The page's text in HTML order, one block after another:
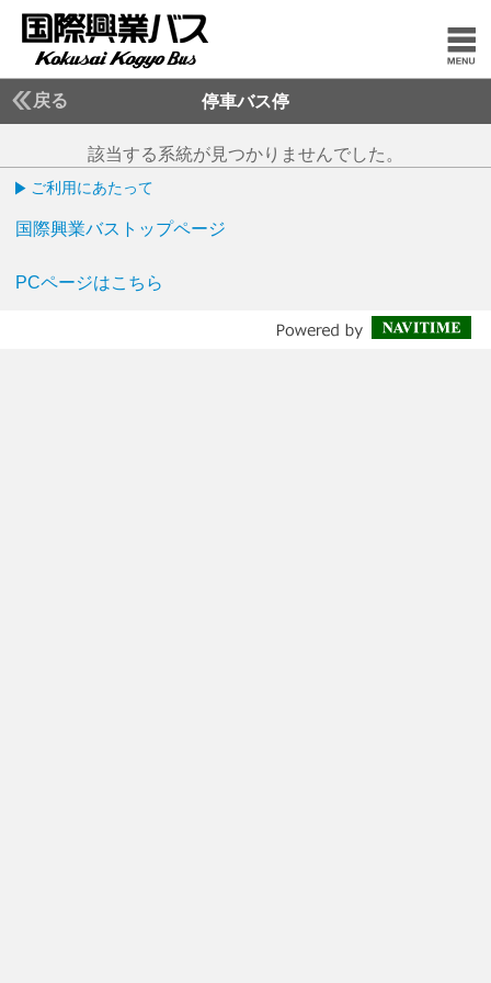
戻る 停車バス停
該当する系統が見つかりませんでした。
ご利用にあたって
国際興業バストップページ
PCページはこちら